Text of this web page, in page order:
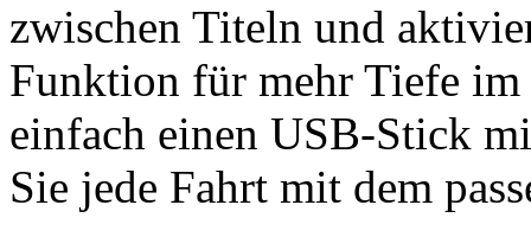
zwischen Titeln und
Funktion für mehr Tiefe
einfach einen USB-Stick
Sie jede Fahrt mit dem